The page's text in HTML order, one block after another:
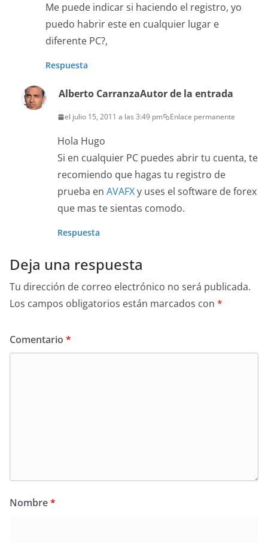
Me puede indicar si haciendo el registro, yo
puedo habrir este en cualquier lugar e
diferente PC?,
Respuesta
Alberto CarranzaAutor de la entrada
el julio 15, 2011 a las 3:49 pm Enlace permanente
Hola Hugo
Si en cualquier PC puedes abrir tu cuenta, te
recomiendo que hagas tu registro de
prueba en AVAFXy uses el software de forex
que mas te sientas comodo.
Respuesta
Deja una respuesta
Tu dirección de correo electrónico no será publicada.
Los campos obligatorios están marcados con *
Comentario *
Nombre*